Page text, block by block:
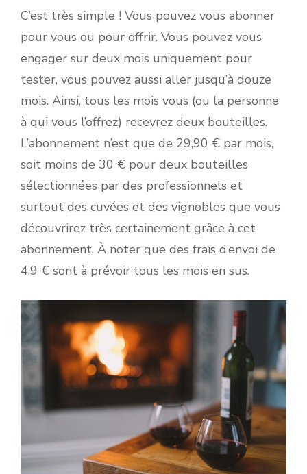
C’est très simple ! Vous pouvez vous abonner
pour vous ou pour offrir. Vous pouvez vous
engager sur deux mois uniquement pour
tester, vous pouvez aussi aller jusqu’à douze
mois. Ainsi, tous les mois vous (ou la personne
à qui vous l’offrez) recevrez deux bouteilles.
L’abonnement n’est que de 29,90 € par mois,
soit moins de 30 € pour deux bouteilles
sélectionnées par des professionnels et
surtout des cuvées et des vignobles que vous
découvrirez très certainement grâce à cet
abonnement. À noter que des frais d’envoi de
4,9 € sont à prévoir tous les mois en sus.